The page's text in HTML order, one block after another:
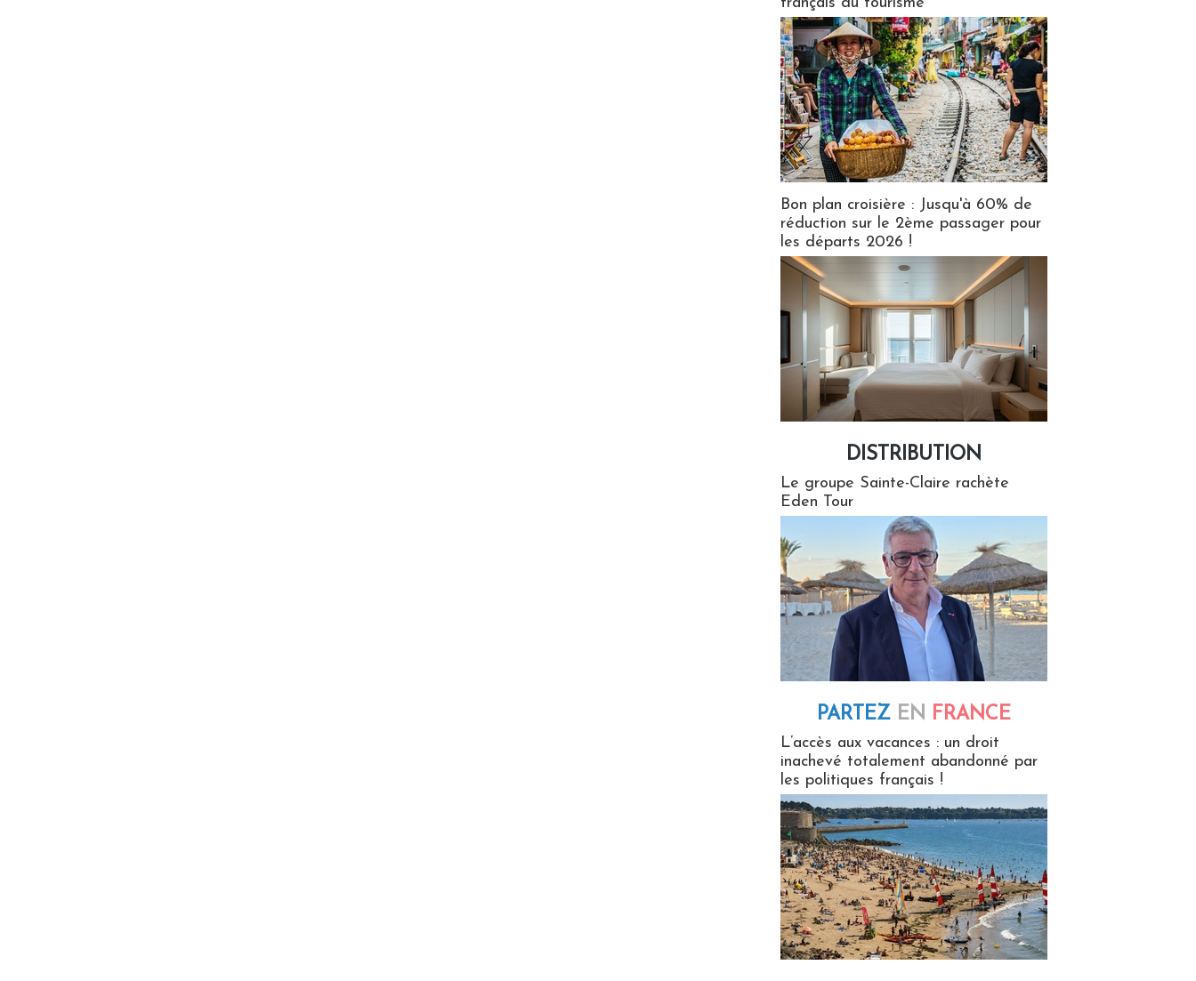
Bon plan croisière : Jusqu'à 60% de
réduction sur le 2ème passager pour
les départs 2026 !
DISTRIBUTION
Le groupe Sainte-Claire rachète
Eden Tour
PARTEZ EN FRANCE
L’accès aux vacances : un droit
inachevé totalement abandonné par
les politiques français !